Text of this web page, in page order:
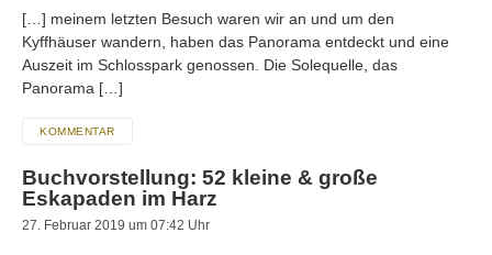
[…] meinem letzten Besuch waren wir an und um den
Kyffhäuser wandern, haben das Panorama entdeckt und eine
Auszeit im Schlosspark genossen. Die Solequelle, das
Panorama […]
KOMMENTAR
Buchvorstellung: 52 kleine & große
Eskapaden im Harz
27. Februar 2019 um 07:42 Uhr